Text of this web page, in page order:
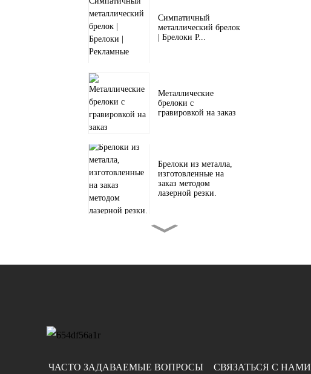
Симпатичный
металлический брелок
| Брелоки P...
Металлические
брелоки с
гравировкой на заказ
Брелоки из металла,
изготовленные на
заказ методом
лазерной резки.
монетах на заказ
ЧАСТО ЗАДАВАЕМЫЕ ВОПРОСЫ СВЯЗАТЬСЯ С НАМИ